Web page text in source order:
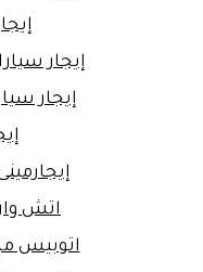
إيجار
إيجار
اتش وان 7 راكب
اتوبيس